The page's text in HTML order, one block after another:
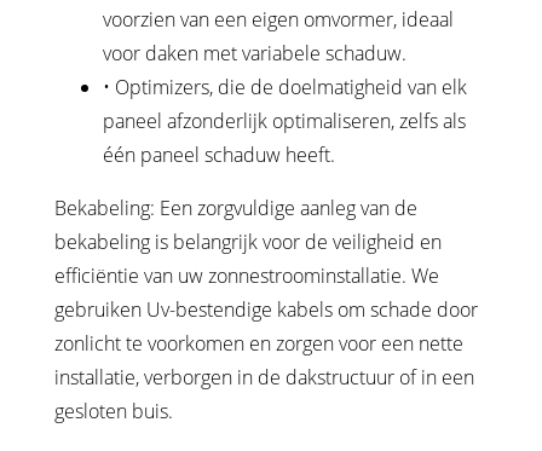
voorzien van een eigen omvormer, ideaal
voor daken met variabele schaduw.
• Optimizers, die de doelmatigheid van elk
paneel afzonderlijk optimaliseren, zelfs als
één paneel schaduw heeft.
Bekabeling: Een zorgvuldige aanleg van de
bekabeling is belangrijk voor de veiligheid en
efficiëntie van uw zonnestroominstallatie. We
gebruiken Uv-bestendige kabels om schade door
zonlicht te voorkomen en zorgen voor een nette
installatie, verborgen in de dakstructuur of in een
gesloten buis.